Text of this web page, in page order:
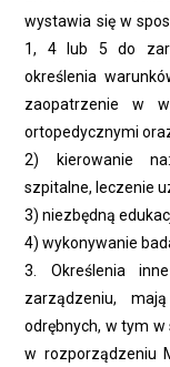
wystawia się w
1, 4 lub 5 do
określenia
zaopatrzenie w
ortopedycznymi
2) kierowanie
szpitalne, leczenie
3) niezbędną
4) wykonywanie
3. Określenia
zarządzeniu,
odrębnych, w tym
w rozporządzeniu